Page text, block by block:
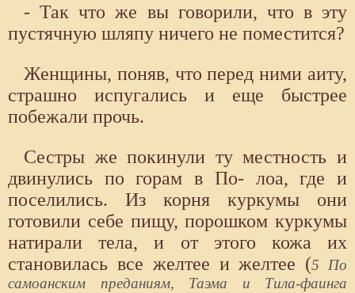
- Так что же вы говорили, что в эту
пустячную шляпу ничего не поместится?
Женщины, поняв, что перед ними аиту,
страшно испугались и еще быстрее
побежали прочь.
Сестры же покинули ту местность и
двинулись по горам в По- лоа, где и
поселились. Из корня куркумы они
готовили себе пищу, порошком куркумы
натирали тела, и от этого кожа их
становилась все желтее и желтее (5 По
самоанским преданиям, Таэма и Тила-фаинга